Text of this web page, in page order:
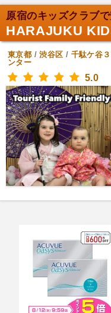
原宿のキッズクラブで
HARAJUKU
東京都 /渋谷区 / 千駄ケ谷３
ンター
5.0